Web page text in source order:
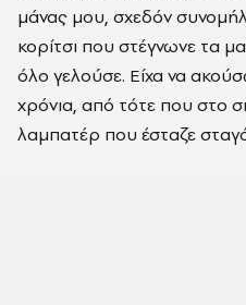
μάνας μου, σχεδόν
κορίτσι που στέγνωνε τα
όλο γελούσε. Είχα να
χρόνια, από τότε που στο
λαμπατέρ που έσταζε